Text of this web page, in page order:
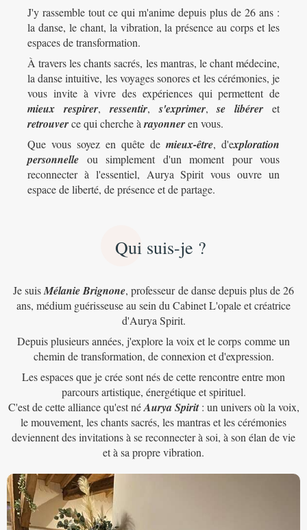
J'y rassemble tout ce qui m'anime depuis plus de 26 ans :
la danse, le chant, la vibration, la présence au corps et les
espaces de transformation.
À travers les chants sacrés, les mantras, le chant médecine,
la danse intuitive, les voyages sonores et les cérémonies, je
vous invite à vivre des expériences qui permettent de
mieux respirer, ressentir, s'exprimer, se libérer et
retrouverce qui cherche à rayonneren vous.
Que vous soyez en quête de mieux-être, d'exploration
personnelle ou simplement d'un moment pour vous
reconnecter à l'essentiel, Aurya Spirit vous ouvre un
espace de liberté, de présence et de partage.
Qui suis-je ?
Je suisMélanie Brignone, professeur de danse depuis plus de 26
ans, médium guérisseuse au sein du Cabinet L'opale et créatrice
d'Aurya Spirit.
Depuis plusieurs années, j'explore la voix et le corps comme un
chemin de transformation, de connexion et d'expression.
Les espaces que je crée sont nés de cette rencontre entre mon
parcours artistique, énergétique et spirituel.
C'est de cette alliance qu'est néAurya Spirit: un univers où la voix,
le mouvement, les chants sacrés, les mantras et les cérémonies
deviennent des invitations à se reconnecter à soi, à son élan de vie
et à sa propre vibration.